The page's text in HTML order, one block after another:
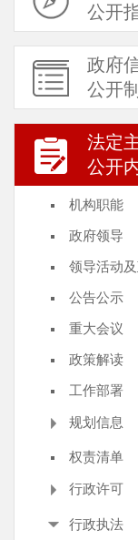
公开
政府
公开
法定
公开
机构职能
政府领导
领导活动
公告公示
重大会议
政策解读
工作部署
规划信息
权责清单
行政许可
行政执法